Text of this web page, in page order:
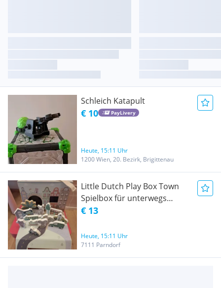
Schleich Katapult
€ 10 PayLivery
Heute, 15:11 Uhr
1200 Wien, 20. Bezirk, Brigittenau
Little Dutch Play Box Town
Spielbox für unterwegs
Reisespielhaus
€ 13
Heute, 15:11 Uhr
7111 Parndorf